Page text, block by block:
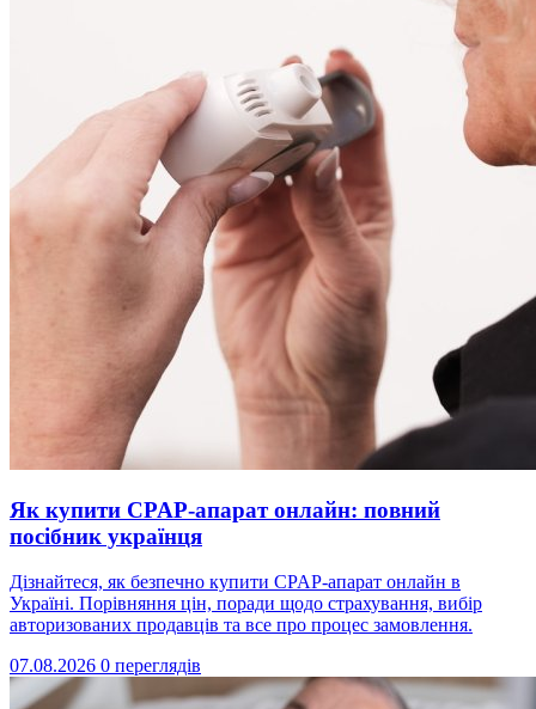
Як купити CPAP-апарат онлайн: повний
посібник українця
Дізнайтеся, як безпечно купити CPAP-апарат онлайн в
Україні. Порівняння цін, поради щодо страхування, вибір
авторизованих продавців та все про процес замовлення.
07.08.2026 0 переглядів